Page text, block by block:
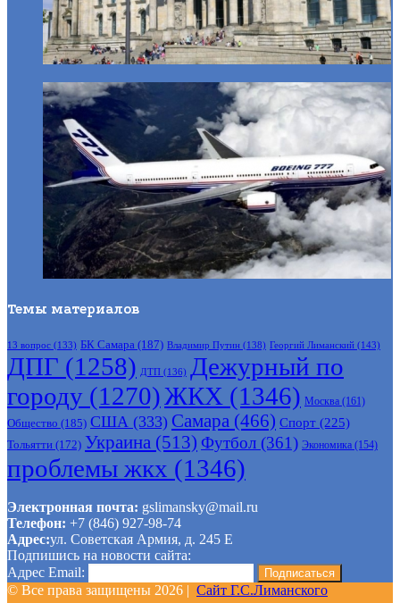
Темы материалов
13 вопрос (133) БК Самара (187) Владимир Путин (138) Георгий Лиманский (143)
ДПГ (1258) ДТП (136) Дежурный по
городу (1270)ЖКХ (1346) Москва (161)
Общество (185) США (333) Самара (466) Спорт (225)
Тольятти (172) Украина (513) Футбол (361) Экономика (154)
проблемы жкх (1346)
Электронная почта: gslimansky@mail.ru
Телефон: +7 (846) 927-98-74
Адрес:ул. Советская Армия, д. 245 Е
Подпишись на новости сайта:
Адрес Email:
© Все права защищены 2026 | Сайт Г.С.Лиманского